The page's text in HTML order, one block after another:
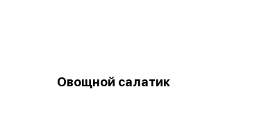
Овощной салатик